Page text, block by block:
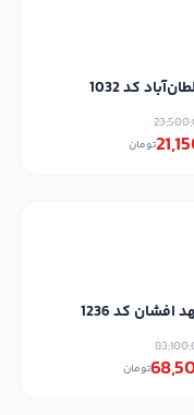
کد 1032
تومان
کد 1236
تومان